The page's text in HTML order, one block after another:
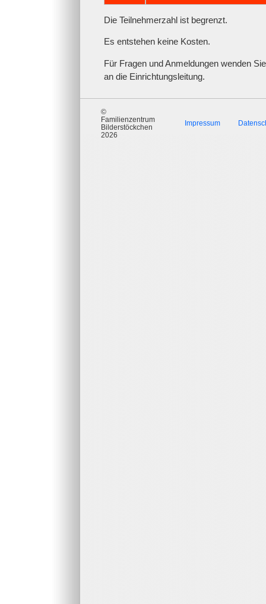
Die Teilnehmerzahl ist begrenzt.
Es entstehen keine Kosten.
Für Fragen und Anmeldungen wenden
an die Einrichtungsleitung.
©
Familienzentrum
Bilderstöckchen
2026
Impressum